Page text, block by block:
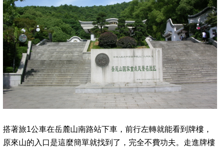
搭著旅1公車在岳麓山南路站下車，前行左轉就能看到牌樓，
原來山的入口是這麼簡單就找到了，完全不費功夫。 走進牌樓